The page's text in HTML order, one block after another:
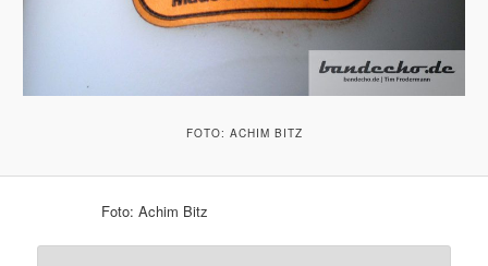
FOTO: ACHIM BITZ
Foto: Achim Bitz